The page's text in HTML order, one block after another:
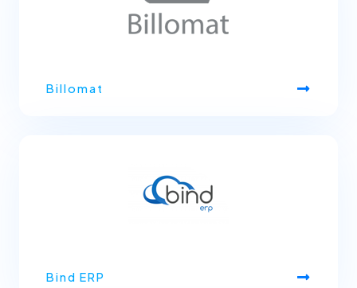
Billomat
Bind ERP